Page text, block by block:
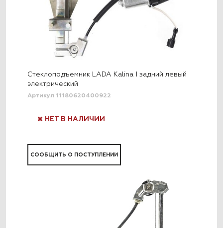
Стеклоподъемник LADA Kalina I задний левый
электрический
Артикул 11180620400922
НЕТ В НАЛИЧИИ
СООБЩИТЬ О ПОСТУПЛЕНИИ